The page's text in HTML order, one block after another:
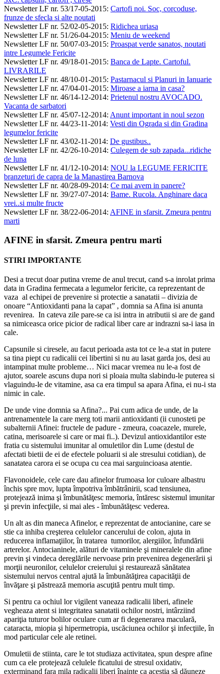
Newsletter LF nr. 53/17-05-2015: Cartofi noi. Soc, corcoduse,
frunze de sfecla si alte noutati
Newsletter LF nr. 52/02-05-2015: Ridichea uriasa
Newsletter LF nr. 51/26-04-2015: Meniu de weekend
Newsletter LF nr. 50/07-03-2015: Proaspat verde sanatos, noutati
intre Legumele Fericite
Newsletter LF nr. 49/18-01-2015: Banca de Lapte. Cartoful.
LIVRARILE
Newsletter LF nr. 48/10-01-2015: Pastarnacul si Planuri in Ianuarie
Newsletter LF nr. 47/04-01-2015: Miroase a iarna in casa?
Newsletter LF nr. 46/14-12-2014: Prietenul nostru AVOCADO.
Vacanta de sarbatori
Newsletter LF nr. 45/07-12-2014: Anunt important in noul sezon
Newsletter LF nr. 44/23-11-2014: Vesti din Ograda si din Gradina
legumelor fericite
Newsletter LF nr. 43/02-11-2014: De gustibus..
Newsletter LF nr. 42/26-10-2014: Culegem de sub zapada...ridiche
de luna
Newsletter LF nr. 41/12-10-2014: NOU la LEGUME FERICITE
branzeturi de capra de la Manastirea Barnova
Newsletter LF nr. 40/28-09-2014: Ce mai avem in panere?
Newsletter LF nr. 39/27-07-2014: Bame. Rucola. Anghinare daca
vrei..si multe fructe
Newsletter LF nr. 38/22-06-2014: AFINE in sfarsit. Zmeura pentru
marti
AFINE in sfarsit. Zmeura pentru marti
STIRI IMPORTANTE
Desi a trecut doar putina vreme de anul trecut, cand s-a inrolat prima
data in Gradina fermecata a legumelor fericite, ca reprezentant de
vaza al echipei de prevenire si protectie a sanatatii – divizia de
onoare “Antioxidanti pana la capat” , domnia sa Afina isi anunta
revenirea. In cateva zile pare-se ca isi intra in atributii si are de gand
sa nimiceasca orice picior de radical liber care ar indrazni sa-i iasa in
cale.
Capsunile si ciresele, au facut perioada asta tot ce le-a stat in putere
sa tina piept cu radicalii cei libertini si nu au lasat garda jos, desi au
intampinat multe probleme… Nici macar vremea nu le-a fost de
ajutor, soarele ascuns dupa nori si ploaia multa slabindu-le puterea si
vlaguindu-le de vitamine, asa ca era timpul sa apara Afina, ei nu-i sta
nimic in cale.
De unde vine domnia sa Afina?... Pai cum adica de unde, de la
antrenamentele la care merg toti marii antioxidanti (ii cunosteti pe
subalternii Afinei: fructele de padure - zmeura, coacazele, murele,
catina, merisoarele si care or mai fi..). Devizul antioxidantilor este
fratia cu sistemului imunitar al omuletilor din Lume (destul de
afectati bietii de ei de efectele poluarii si ale stresului cotidian), de
sanatatea carora ei se ocupa cu cea mai sarguincioasa atentie.
Flavonoidele, cele care dau afinelor frumoasa lor culoare albastru
închis spre mov, lupta împotriva îmbătrânirii, scad tensiunea,
protejează inima şi îmbunătăţesc memoria, întăresc sistemul imunitar
şi previn infecţiile, si mai ales - îmbunătăţesc vederea.
Un alt as din maneca Afinelor, e reprezentat de antocianine, care se
stie ca inhiba creşterea celulelor cancerului de colon, ajuta in
reducerea inflamaţiilor, în tratarea tumorilor, alergiilor, înfundării
arterelor. Antocianinele, alături de vitaminele şi mineralele din afine
previn şi vindeca dereglările nervoase prin prevenirea degenerării şi
morţii neuronilor, celulelor creierului şi restaurează sănătatea
sistemului nervos central ajută la îmbunătăţirea capacităţii de
învăţare şi păstrează memoria ascuţită pentru mult timp.
Si pentru ca ochiul lor vigilent vaneaza radicalii liberi, afinele
vegheaza atent si integritatea sanatatii ochilor nostri, intârziind
apariţia tuturor bolilor oculare cum ar fi degenerarea maculară,
cataracta, miopia şi hipermetropia, uscăciunea ochilor şi infecţiile, în
mod particular cele ale retinei.
Omuletii de stiinta, care le tot studiaza activitatea, spun despre afine
cum ca ele protejează celulele ficatului de stresul oxidativ,
exterminand fara mila radicalii liberi înainte ca aceştia să dăuneze